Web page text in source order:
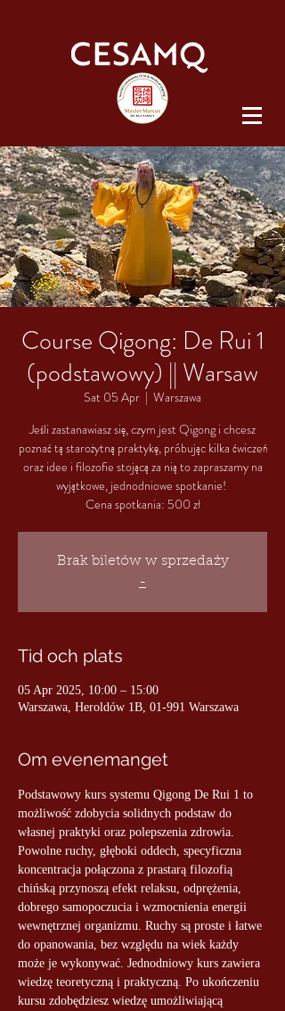
Course Qigong: De Rui 1
(podstawowy) || Warsaw
Sat 05 Apr
  |
Warszawa
Jeśli zastanawiasz się, czym jest Qigong i chcesz
poznać tą starożytną praktykę, próbując kilka ćwiczeń
oraz idee i filozofie stojącą za nią to zapraszamy na
wyjątkowe, jednodniowe spotkanie!
Cena spotkania: 500 zł
Brak biletów w sprzedaży
-
Tid och plats
05 Apr 2025, 10:00 – 15:00
Warszawa, Heroldów 1B, 01-991 Warszawa
Om evenemanget
Podstawowy kurs systemu Qigong De Rui 1 to
możliwość zdobycia solidnych podstaw do
własnej praktyki oraz polepszenia zdrowia.
Powolne ruchy, głęboki oddech, specyficzna
koncentracja połączona z prastarą filozofią
chińską przynoszą efekt relaksu, odprężenia,
dobrego samopoczucia i wzmocnienia energii
wewnętrznej organizmu. Ruchy są proste i łatwe
do opanowania, bez względu na wiek każdy
może je wykonywać. Jednodniowy kurs zawiera
wiedzę teoretyczną i praktyczną. Po ukończeniu
kursu zdobędziesz wiedzę umożliwiającą